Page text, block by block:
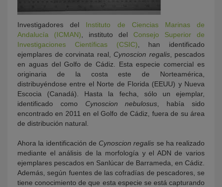
Investigadores del Instituto de Ciencias Marinas de
Andalucía (ICMAN) , instituto del Consejo Superior de
Investigaciones Científicas (CSIC) , han identificado
ejemplares de corvinata real, Cynoscion regalis, pescados
en aguas del Golfo de Cádiz. Esta especie comercial es
originaria de la costa este de Norteamérica,
distribuyéndose entre el Norte de Florida (EEUU) y Nueva
Escocia (Canadá). Hasta la fecha, sólo un ejemplar,
identificado como Cynoscion nebulosus , había sido
encontrado en 2011 en el Golfo de Cádiz, fuera de su área
de distribución natural.
Ahora la identificación de Cynoscion regalis se ha realizado
mediante el análisis de la morfología y el ADN de varios
ejemplares pescados en Sanlúcar de Barrameda, en Cádiz.
Además, según fuentes de las cofradías de pescadores, se
tiene conocimiento de que esta especie se está capturando